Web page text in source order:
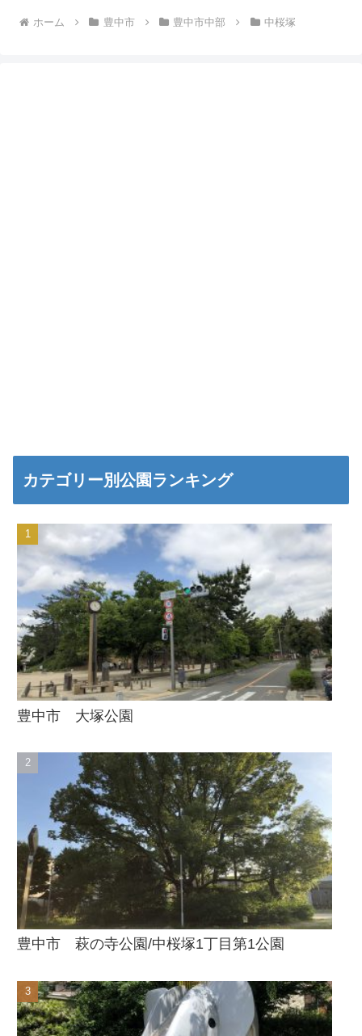
ホーム 豊中市 豊中市中部 中桜塚
カテゴリー別公園ランキング
豊中市 大塚公園
豊中市 萩の寺公園/中桜塚1丁目第1公園